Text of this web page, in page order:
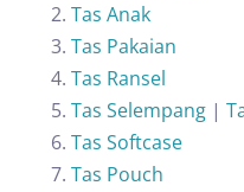
Tas Anak
Tas Pakaian
Tas Ransel
Tas Selempang |
Tas Softcase
Tas Pouch